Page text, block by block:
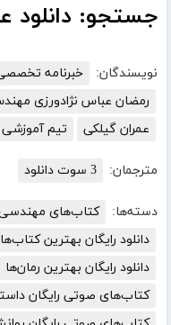
جستجو: دانلود
نویسندگان:
خبرنامه
رمضان عباس نژادورزی
عمران گیلکی
تیم آموزشی
مترجمان: 3 سوت دانلود
دسته‌ها:
کتاب‌های مهندسی
دانلود رایگان بهترین
دانلود رایگان بهترین رمان‌ها
کتاب‌های صوتی رایگان